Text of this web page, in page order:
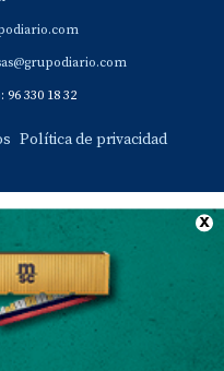
330 18 32
Política de privacidad